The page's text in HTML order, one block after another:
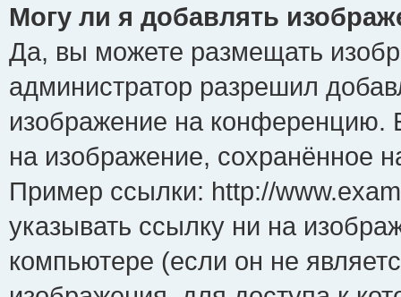
Могу ли я добавлять
Да, вы можете размещать
администратор разрешил
изображение на конференцию.
на изображение, сохранённое
Пример ссылки: http://
указывать ссылку ни на
компьютере (если он не